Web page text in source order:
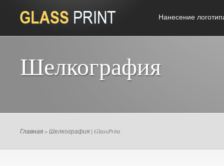
Нанесение
Шелкография
Главная » Шелкография | GlassPrint